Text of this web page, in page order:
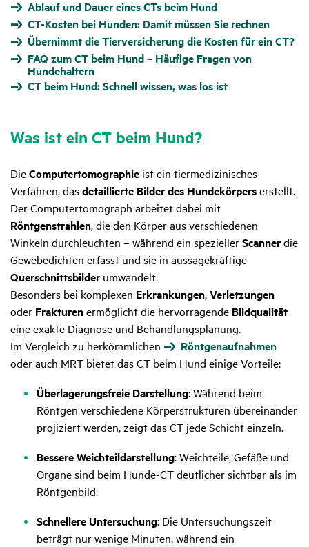
Ablauf und Dauer eines CTs beim Hund
CT-Kosten bei Hunden: Damit müssen Sie rechnen
Übernimmt die Tierversicherung die Kosten für ein CT?
FAQ zum CT beim Hund – Häufige Fragen von
Hundehaltern
CT beim Hund: Schnell wissen, was los ist
Was ist ein CT beim Hund?
DieComputertomographie ist ein tiermedizinisches
Verfahren, dasdetaillierte Bilder des Hundekörperserstellt.
Der Computertomograph arbeitet dabei mit
Röntgenstrahlen, die den Körper aus verschiedenen
Winkeln durchleuchten – während ein speziellerScannerdie
Gewebedichten erfasst und sie in aussagekräftige
Querschnittsbilder umwandelt.
Besonders bei komplexen Erkrankungen,Verletzungen
oder Frakturenermöglicht die hervorragende Bildqualität
eine exakte Diagnose und Behandlungsplanung.
Im Vergleich zu herkömmlichen
Röntgenaufnahmen
oder auch MRT bietet das CT beim Hund einige Vorteile:
Überlagerungsfreie Darstellung: Während beim
Röntgen verschiedene Körperstrukturen übereinander
projiziert werden, zeigt das CT jede Schicht einzeln.
Bessere Weichteildarstellung: Weichteile, Gefäße und
Organe sind beim Hunde-CT deutlicher sichtbar als im
Röntgenbild.
Schnellere Untersuchung: Die Untersuchungszeit
beträgt nur wenige Minuten, während ein